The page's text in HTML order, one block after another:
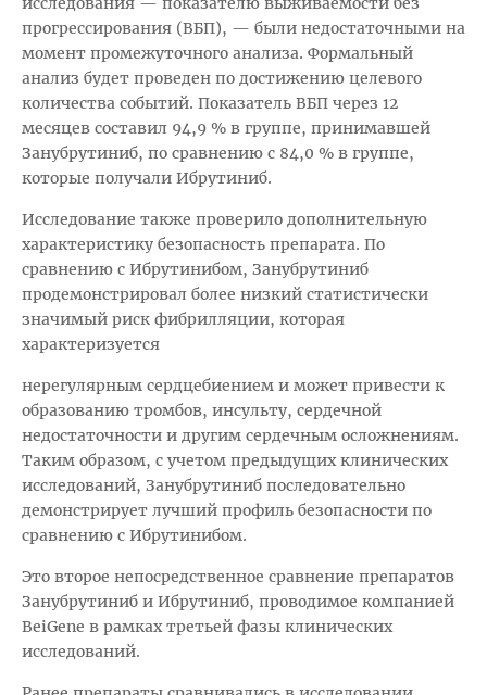
прогрессирования (ВБП), — были недостаточными на
момент промежуточного анализа. Формальный
анализ будет проведен по достижению целевого
количества событий. Показатель ВБП через 12
месяцев составил 94,9 % в группе, принимавшей
Занубрутиниб, по сравнению с 84,0 % в группе,
которые получали Ибрутиниб.
Исследование также проверило дополнительную
характеристику безопасность препарата. По
сравнению с Ибрутинибом, Занубрутиниб
продемонстрировал более низкий статистически
значимый риск фибрилляции, которая
характеризуется
нерегулярным сердцебиением и может привести к
образованию тромбов, инсульту, сердечной
недостаточности и другим сердечным осложнениям.
Таким образом, с учетом предыдущих клинических
исследований, Занубрутиниб последовательно
демонстрирует лучший профиль безопасности по
сравнению с Ибрутинибом.
Это второе непосредственное сравнение препаратов
Занубрутиниб и Ибрутиниб, проводимое компанией
BeiGene в рамках третьей фазы клинических
исследований.